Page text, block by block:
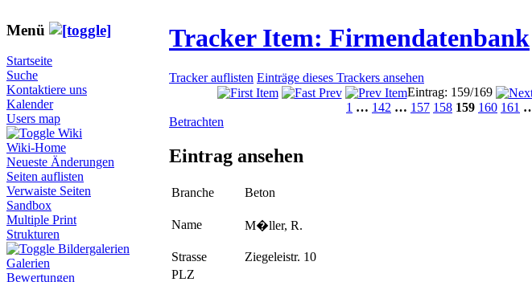
Menü
Startseite
Suche
Kontaktiere uns
Kalender
Users map
Wiki
Wiki-Home
Neueste Änderungen
Seiten auflisten
Verwaiste Seiten
Sandbox
Multiple Print
Strukturen
Bildergalerien
Galerien
Bewertungen
Tracker Item: Firmendatenbank
Tracker auflisten Einträge dieses Trackers ansehen
Eintrag: 159/169
1 … 142 … 157 158 159 160 161
Betrachten
Eintrag ansehen
Branche Beton
Name M�ller, R.
Strasse
Ziegeleistr. 10
PLZ